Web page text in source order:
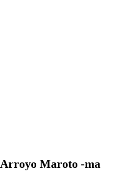
Arroyo Maroto -ma